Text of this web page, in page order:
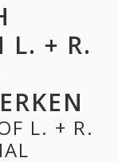
L. + R.
L. + R.